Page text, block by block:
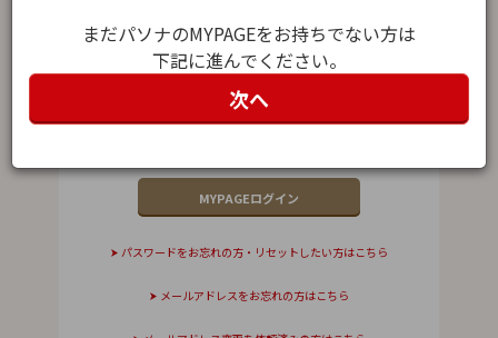
パスワード
パスワードをお忘れの方・リセットしたい方はこちら
メールアドレスをお忘れの方はこちら
まだパソナのMYPAGEをお持ちでない方は
下記に進んでください。
次へ